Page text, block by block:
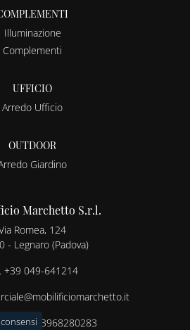
Illuminazione
Complementi
UFFICIO
Arredo Ufficio
OUTDOOR
Giardino
Marchetto S.r.l.
Romea, 124
- Legnaro (Padova)
+39 049-641214
P.IVA 03968280283